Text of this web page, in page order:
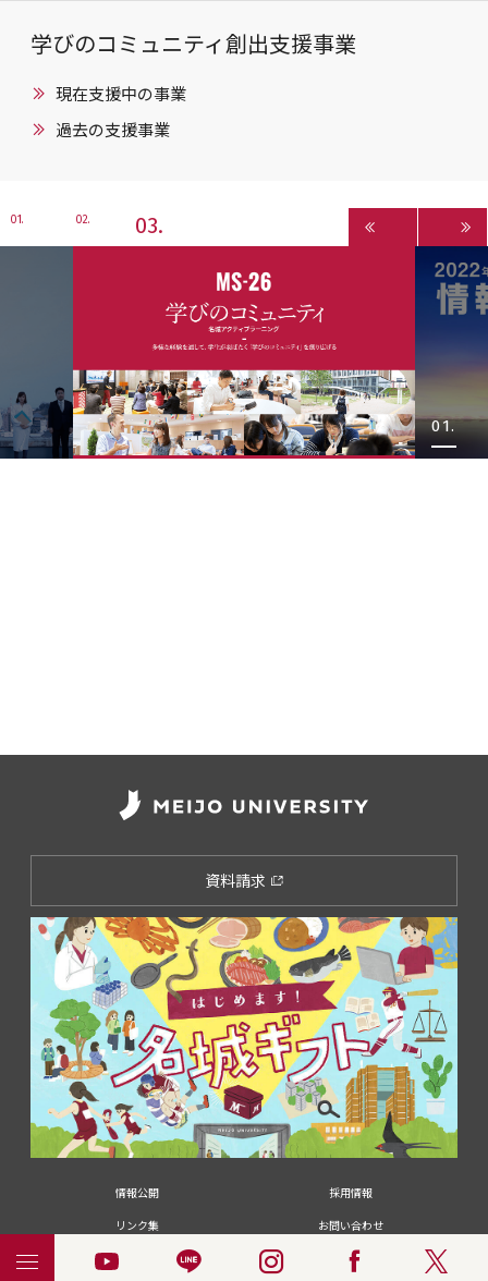
学びのコミュニティ創出支援事業
現在支援中の事業
過去の支援事業
1 2 3
資料請求
情報公開
採用情報
リンク集
お問い合わせ
メディアの皆さま
卒業生の皆さま